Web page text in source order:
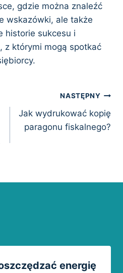
gdzie można znaleźć
wskazówki, ale także
historie sukcesu i
z którymi mogą spotkać
NASTĘPNY
Jak wydrukować kopię
paragonu fiskalnego?
energię